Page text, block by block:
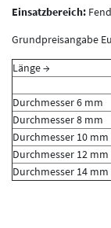
Einsatzbereich:
Grundpreisangabe
Länge →
Durchmesser 6 mm
Durchmesser 8 mm
Durchmesser 10 mm
Durchmesser 12 mm
Durchmesser 14 mm